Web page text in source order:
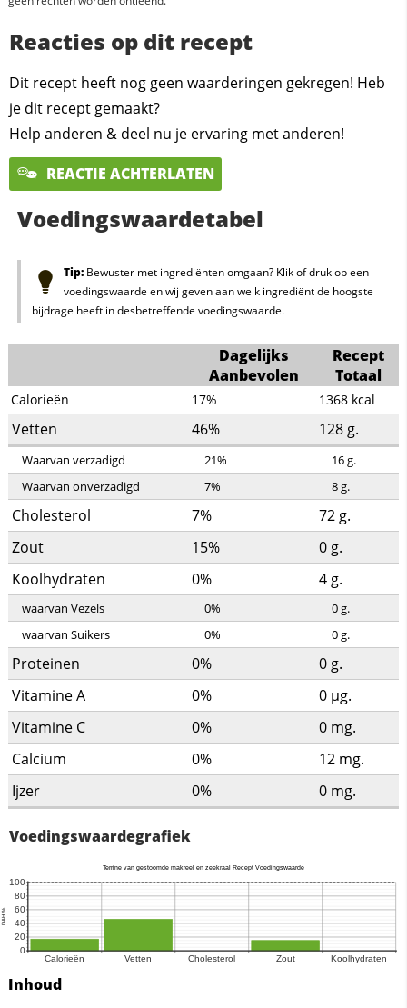
Reacties op dit recept
Dit recept heeft nog geen waarderingen gekregen! Heb
je dit recept gemaakt?
Help anderen & deel nu je ervaring met anderen!
REACTIE ACHTERLATEN
Voedingswaardetabel
Tip:Bewuster met ingrediënten omgaan? Klik of druk op een
voedingswaarde en wij geven aan welk ingrediënt de hoogste
bijdrage heeft in desbetreffende voedingswaarde.
Dagelijks
Aanbevolen
Recept
Totaal
Calorieën 17% 1368 kcal
Vetten 46% 128 g.
Waarvan verzadigd 21% 16g.
Waarvan onverzadigd
7% 8g.
Cholesterol 7% 72 g.
Zout
15% 0 g.
Koolhydraten
0% 4 g.
waarvan Vezels 0% 0g.
waarvan Suikers
0% 0g.
Proteinen 0% 0 g.
Vitamine A
0% 0 µg.
Vitamine C
0% 0 mg.
Calcium
0% 12 mg.
Ijzer
0% 0 mg.
Voedingswaardegrafiek
Inhoud